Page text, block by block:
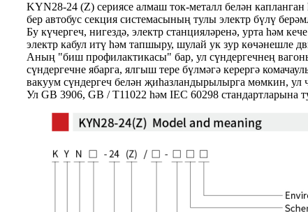
KYN28-24 (Z) сериясе алмаш ток-металл белән
бер автобус секция системасының тулы электр бүлү
Бу күчергеч, нигездә, электр станцияләренә, урта һәм
электр кабул итү һәм тапшыру, шулай ук ​​зур көчәнешле
Аның "биш профилактикасы" бар, ул сүндергечнең
сүндергечне ябарга, ялгыш тере бүлмәгә керергә
вакуум сүндергеч белән җиһазландырылырга мөмкин, ул
Ул GB 3906, GB / T11022 һәм IEC 60298 стандартларына